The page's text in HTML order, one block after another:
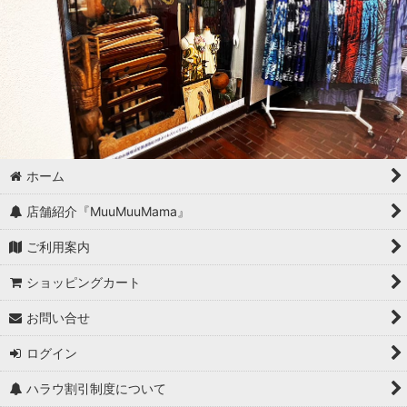
ホーム
店舗紹介『MuuMuuMama』
ご利用案内
ショッピングカート
お問い合せ
ログイン
ハラウ割引制度について